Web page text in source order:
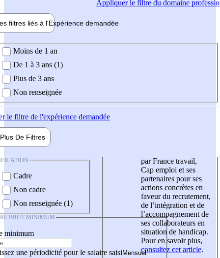
Appliquerle filtre du domaine
filtres liés à l'Expérience demandée
demandée
Moins de 1 an
De 1 à 3 ans (1)
Plus de 3 ans
Non renseignée
le filtre de l'expérience demandée
Plus De Filtres
Cadre
Non cadre
Non renseignée (1)
BRUT MINIMUM
minimum
une périodicité pour le salaire saisi
par France travail,
Cap emploi et ses
partenaires pour ses
actions concrètes en
faveur du recrutement,
de l’intégration et de
l’accompagnement de
ses collaborateurs en
situation de handicap.
Pour en savoir plus,
consultez cet article.